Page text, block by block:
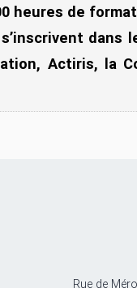
heures de
Actiris, la
Rue de